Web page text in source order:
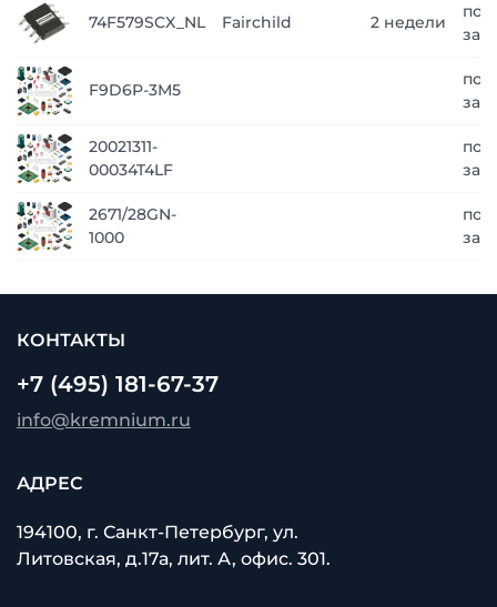
74F579SCX_NL Fairchild 2 недели
по
F9D6P-3M5
по
20021311-
00034T4LF
по
2671/28GN-
1000
по
КОНТАКТЫ
+7 (495) 181-67-37
info@kremnium.ru
АДРЕС
194100, г. Санкт-Петербург, ул.
Литовская, д.17а, лит. А, офис. 301.